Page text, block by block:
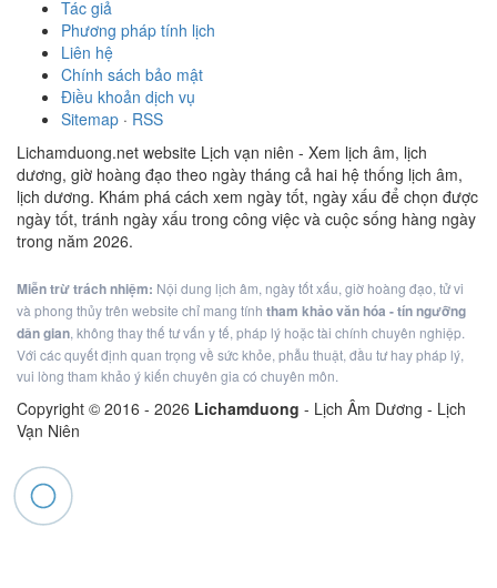
Tác giả
Phương pháp tính lịch
Liên hệ
Chính sách bảo mật
Điều khoản dịch vụ
Sitemap · RSS
Lichamduong.net website Lịch vạn niên - Xem lịch âm, lịch
dương, giờ hoàng đạo theo ngày tháng cả hai hệ thống lịch âm,
lịch dương. Khám phá cách xem ngày tốt, ngày xấu để chọn được
ngày tốt, tránh ngày xấu trong công việc và cuộc sống hàng ngày
trong năm 2026.
Miễn trừ trách nhiệm: Nội dung lịch âm, ngày tốt xấu, giờ hoàng đạo, tử vi
và phong thủy trên website chỉ mang tính tham khảo văn hóa - tín ngưỡng
dân gian, không thay thế tư vấn y tế, pháp lý hoặc tài chính chuyên nghiệp.
Với các quyết định quan trọng về sức khỏe, phẫu thuật, đầu tư hay pháp lý,
vui lòng tham khảo ý kiến chuyên gia có chuyên môn.
Copyright © 2016 - 2026 Lichamduong - Lịch Âm Dương - Lịch
Vạn Niên